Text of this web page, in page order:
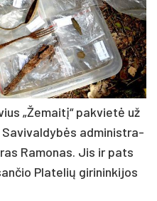
„Že­mai­tį“ pa­kvie­tė už
ad­mi­nist­ra­
Ra­mo­nas. Jis ir pa­ts
Pla­te­lių gi­ri­nin­ki­jos